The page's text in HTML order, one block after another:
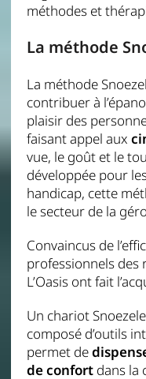
méthodes et
La méthode
La méthode
contribuer à
plaisir des
faisant appel aux
vue, le goût et le
développée pour
handicap, cette
le secteur de la
Convaincus de
professionnels des
L’Oasis ont fait
Un chariot
composé d’outils
permet de
de confort dans la